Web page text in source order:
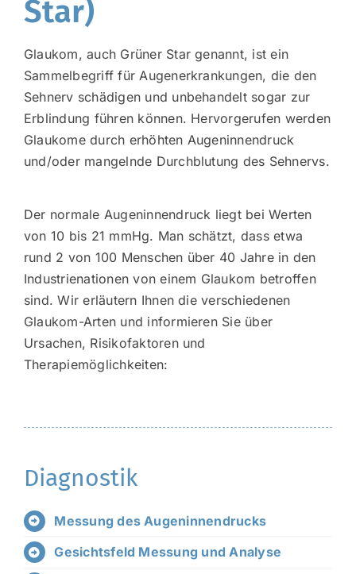
Star)
Glaukom, auch Grüner Star genannt, ist ein
Sammelbegriff für Augenerkrankungen, die den
Sehnerv schädigen und unbehandelt sogar zur
Erblindung führen können. Hervorgerufen werden
Glaukome durch erhöhten Augeninnendruck
und/oder mangelnde Durchblutung des Sehnervs.
Der normale Augeninnendruck liegt bei Werten
von 10 bis 21 mmHg. Man schätzt, dass etwa
rund 2 von 100 Menschen über 40 Jahre in den
Industrienationen von einem Glaukom betroffen
sind. Wir erläutern Ihnen die verschiedenen
Glaukom-Arten und informieren Sie über
Ursachen, Risikofaktoren und
Therapiemöglichkeiten:
Diagnostik
Messung des Augeninnendrucks
Gesichtsfeld Messung und Analyse